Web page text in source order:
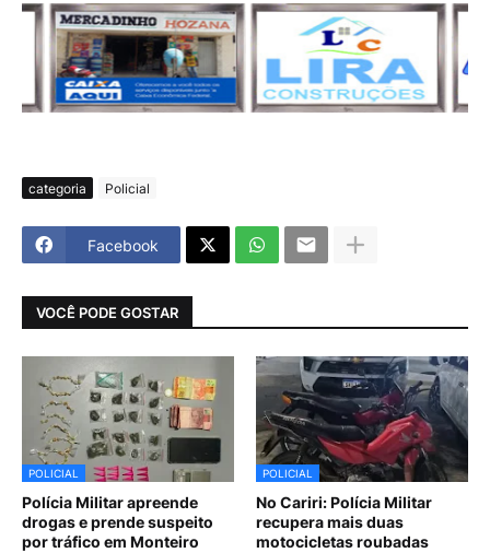
categoria Policial
Facebook
VOCÊ PODE GOSTAR
POLICIAL
Polícia Militar apreende
drogas e prende suspeito
por tráfico em Monteiro
POLICIAL
No Cariri: Polícia Militar
recupera mais duas
motocicletas roubadas